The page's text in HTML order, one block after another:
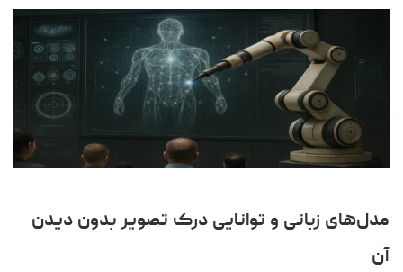
مدل‌های زبانی و توانایی درک تصویر بدون دیدن
آن